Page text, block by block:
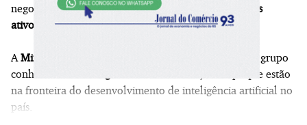
negociação e atende mais de200 milhões de usuários
ativos
A Minimax, com sede em Xangai, na China,
integra o grupo
conhecido como “
da China, startups que estão
na fronteira do desenvolvimento de inteligência artificial no
país.